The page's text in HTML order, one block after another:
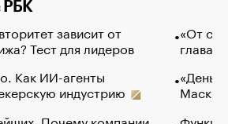
РБК
зависит от
Тест для лидеров
Как ИИ-агенты
индустрию
«От
глава
Маск в